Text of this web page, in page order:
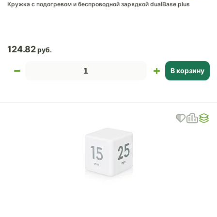
Кружка с подогревом и беспроводной зарядкой dualBase plus
124.82
В корзину